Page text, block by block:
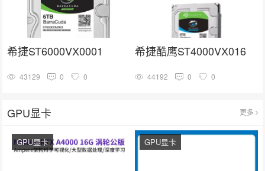
希捷ST6000VX0001
43129 0 0
希捷酷鹰ST4000VX016
44192 0 0
GPU显卡 更多
GPU显卡 GPU显卡